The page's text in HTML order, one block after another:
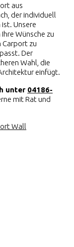
aus
der individuell
ist. Unsere
Wünsche zu
Carport zu
Der
Wahl, die
einfügt.
unter 04186-
mit Rat und
Wall